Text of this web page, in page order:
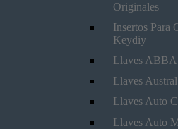
Originales
Insertos Para
Keydiy
Llaves ABBA
Llaves Austral
Llaves Auto
Llaves Auto